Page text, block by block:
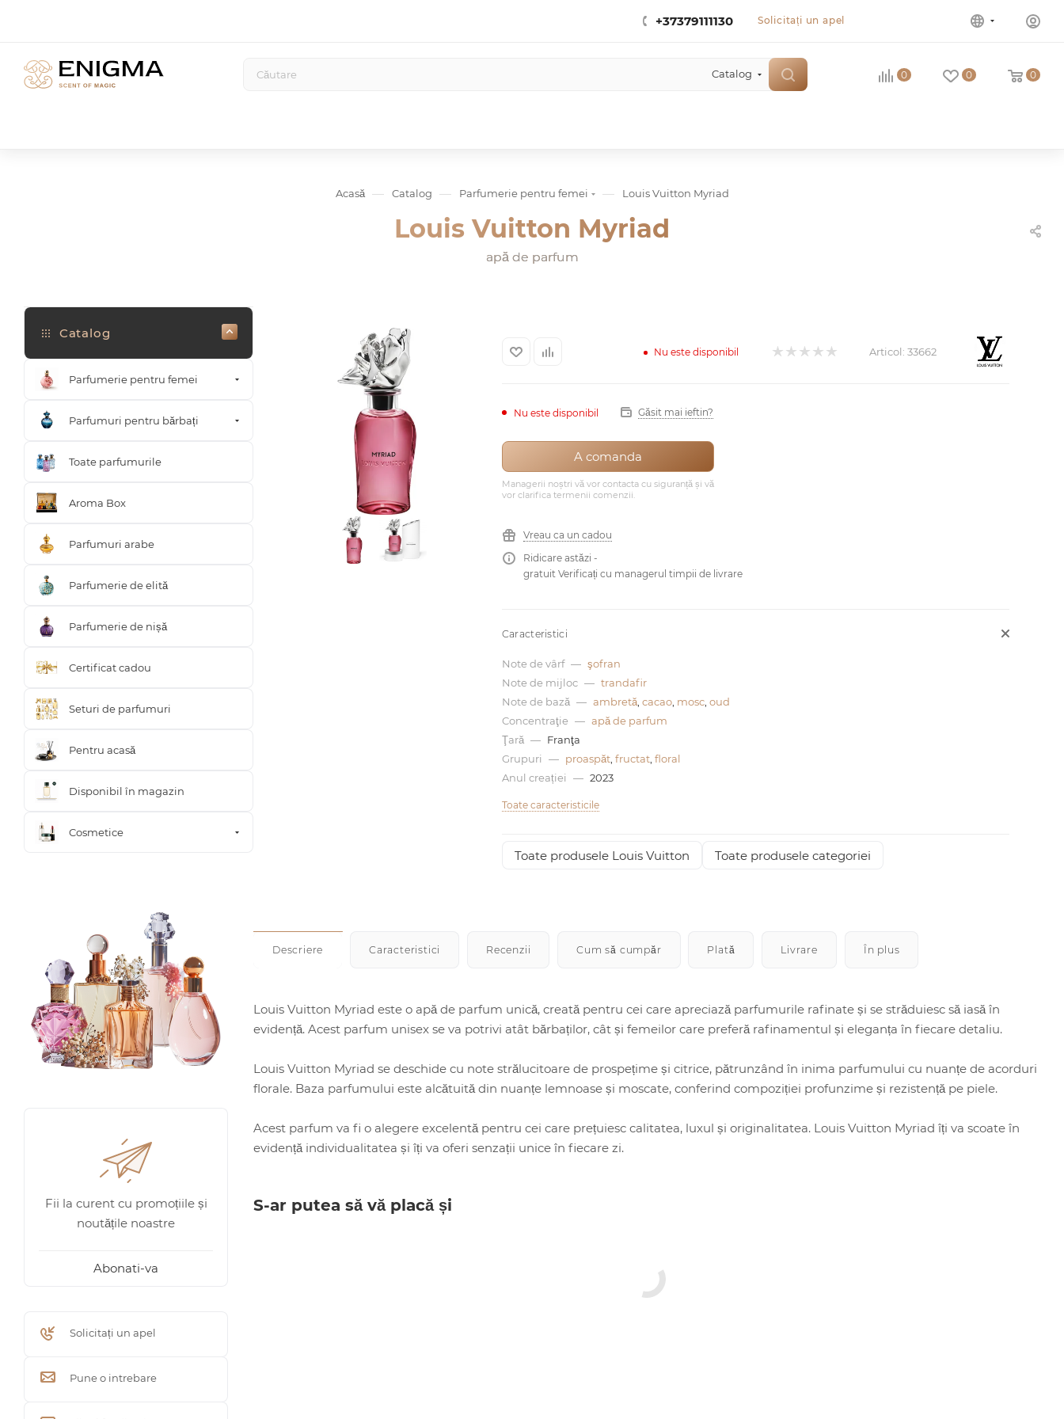
+37379111130 Solicitați un apel
Catalog 0 0 0
Acasă — Catalog — Parfumerie pentru femei — Louis Vuitton Myriad
Louis Vuitton Myriad
apă de parfum
Nu este disponibil Articol: 33662
Nu este disponibil Găsit mai ieftin?
A comanda
Managerii noștri vă vor contacta cu siguranță și vă
vor clarifica termenii comenzii.
Vreau ca un cadou
Ridicare astăzi -
gratuit Verificați cu managerul timpii de livrare
Caracteristici
Note de vârf — şofran
Note de mijloc — trandafir
Note de bază — ambretă, cacao, mosc, oud
Concentraţie — apă de parfum
Ţară — Franţa
Grupuri
— proaspăt, fructat, floral
Anul creației
— 2023
Toate caracteristicile
Toate produsele Louis Vuitton Toate produsele categoriei
Descriere Caracteristici Recenzii Cum să cumpăr Plată Livrare În plus
Louis Vuitton Myriad este o apă de parfum unică, creată pentru cei care apreciază parfumurile rafinate și se străduiesc să iasă în
evidență. Acest parfum unisex se va potrivi atât bărbaților, cât și femeilor care preferă rafinamentul și eleganța în fiecare detaliu.
Louis Vuitton Myriad se deschide cu note strălucitoare de prospețime și citrice, pătrunzând în inima parfumului cu nuanțe de acorduri
florale. Baza parfumului este alcătuită din nuanțe lemnoase și moscate, conferind compoziției profunzime și rezistență pe piele.
Acest parfum va fi o alegere excelentă pentru cei care prețuiesc calitatea, luxul și originalitatea. Louis Vuitton Myriad îți va scoate în
evidență individualitatea și îți va oferi senzații unice în fiecare zi.
S-ar putea să vă placă și
Catalog
Parfumerie pentru femei
Parfumuri pentru bărbați
Toate parfumurile
Aroma Box
Parfumuri arabe
Parfumerie de elită
Parfumerie de nișă
Certificat cadou
Seturi de parfumuri
Pentru acasă
Disponibil în magazin
Cosmetice
Fii la curent cu promoțiile și
noutățile noastre
Abonati-va
Solicitați un apel
Pune o intrebare